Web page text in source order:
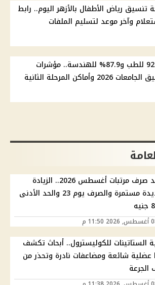
تنسيق رياض الأطفال بالأزهر اليوم.. رابط
وآخر موعد لتسليم الملفات
92.8% للطب و87.9% للهندسة.. مؤشرات
2026 وأماكن المرحلة الثانية
موعد صرف مرتبات أغسطس 2026.. الزيادة
الجديدة مستمرة والصرف يوم 23 والحد الأدنى
الستاتينات للكوليسترول.. أبحاث تكشف
عضلية شائعة ومضاعفات نادرة وتحذر من